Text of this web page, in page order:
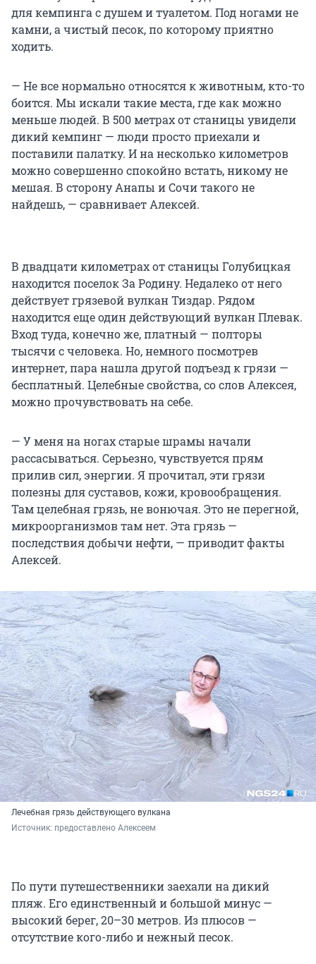
для кемпинга с душем и туалетом. Под ногами не
камни, а чистый песок, по которому приятно
ходить.
— Не все нормально относятся к животным, кто-то
боится. Мы искали такие места, где как можно
меньше людей. В 500 метрах от станицы увидели
дикий кемпинг — люди просто приехали и
поставили палатку. И на несколько километров
можно совершенно спокойно встать, никому не
мешая. В сторону Анапы и Сочи такого не
найдешь, — сравнивает Алексей.
В двадцати километрах от станицы Голубицкая
находится поселок За Родину. Недалеко от него
действует грязевой вулкан Тиздар. Рядом
находится еще один действующий вулкан Плевак.
Вход туда, конечно же, платный — полторы
тысячи с человека. Но, немного посмотрев
интернет, пара нашла другой подъезд к грязи —
бесплатный. Целебные свойства, со слов Алексея,
можно прочувствовать на себе.
— У меня на ногах старые шрамы начали
рассасываться. Серьезно, чувствуется прям
прилив сил, энергии. Я прочитал, эти грязи
полезны для суставов, кожи, кровообращения.
Там целебная грязь, не вонючая. Это не перегной,
микроорганизмов там нет. Эта грязь —
последствия добычи нефти, — приводит факты
Алексей.
Лечебная грязь действующего вулкана
Источник: предоставлено Алексеем
По пути путешественники заехали на дикий
пляж. Его единственный и большой минус —
высокий берег, 20–30 метров. Из плюсов —
отсутствие кого-либо и нежный песок.